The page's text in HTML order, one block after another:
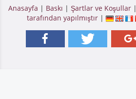
Anasayfa | Baskı | Şartlar ve Koşullar|
tarafından yapılmıştır |